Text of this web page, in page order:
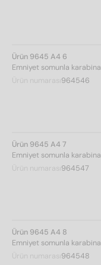
Ürün 9645 A4 6
Emniyet somunla karabina
Ürün numarası 964546
Ürün 9645 A4 7
Emniyet somunla karabina
Ürün numarası 964547
Ürün 9645 A4 8
Emniyet somunla karabina
Ürün numarası 964548